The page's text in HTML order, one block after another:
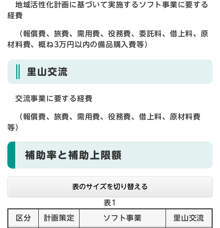
地域活性化計画に基づいて実施するソフト事業に要する
経費
（報償費、旅費、需用費、役務費、委託料、借上料、原
材料費、概ね3万円以内の備品購入費等）
里山交流
交流事業に要する経費
（報償費、旅費、需用費、役務費、借上料、原材料費
等）
補助率と補助上限額
表のサイズを切り替える
表1
区分 計画策定 ソフト事業 里山交流